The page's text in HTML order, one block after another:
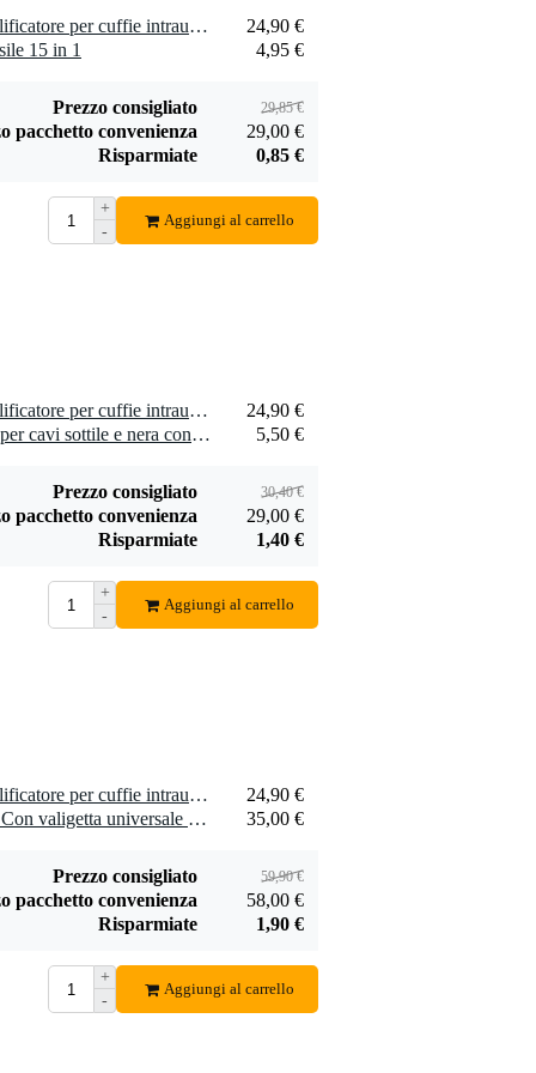
Devine JACM/5
cavo segnale mono
jack - jack 5 m
6,95 €
Innox Toolix
1 x RockBoard HA 2 Amplificatore per cuffie intrauricolari
24,90 €
15 in 1
4,95 €
Prezzo consigliato 29,85 €
pacchetto convenienza
29,00 €
Risparmiate
0,85 €
+
-
Aggiungi al carrello
1 x RockBoard HA 2 Amplificatore per cuffie intrauricolari
24,90 €
1 x Innox Snap 27 fascetta per cavi sottile e nera con chiusure a strappo (10 pezzi)
5,50 €
Prezzo consigliato 30,40 €
pacchetto convenienza
29,00 €
Risparmiate
1,40 €
+
-
Aggiungi al carrello
1 x RockBoard HA 2 Amplificatore per cuffie intrauricolari
24,90 €
1 x Innox Impact Line 003 Con valigetta universale 316 x 195 x 53 mm
35,00 €
Prezzo consigliato 59,90 €
pacchetto convenienza
58,00 €
Risparmiate
1,90 €
+
-
Aggiungi al carrello